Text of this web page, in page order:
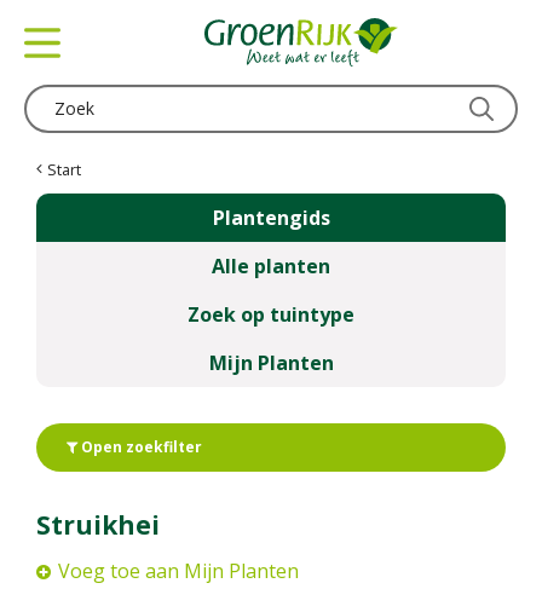
Start
Plantengids
Alle planten
Zoek op tuintype
Mijn Planten
Open zoekfilter
Struikhei
Voeg toe aan Mijn Planten